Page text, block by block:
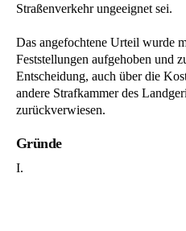
Straßenverkehr ungeeignet sei.
Das angefochtene Urteil wurde
Feststellungen aufgehoben und
Entscheidung, auch über die
andere Strafkammer des
zurückverwiesen.
Gründe
I.